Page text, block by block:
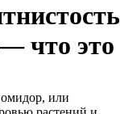
что это
или